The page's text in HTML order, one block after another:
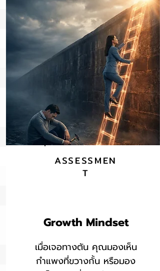
ASSESSMEN
T
Growth Mindset
เมื่อเจอทางตัน คุณมองเห็น
กำแพงที่ขวางกั้น หรือมอง